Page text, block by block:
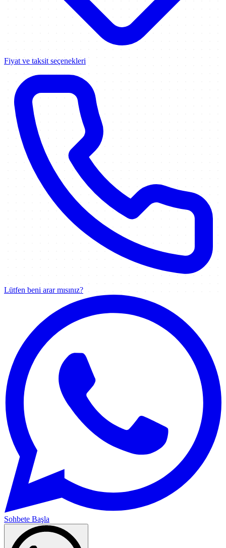
Fiyat ve taksit seçenekleri
Lütfen beni arar mısınız?
Sohbete Başla